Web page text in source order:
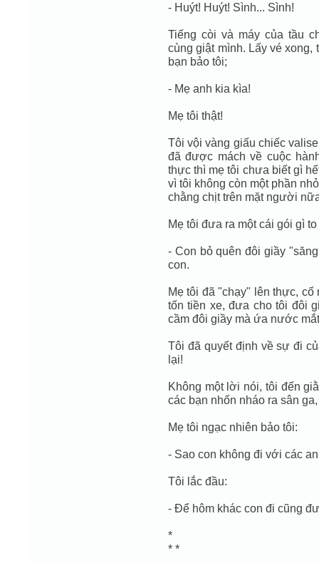
- Huýt! Huýt! Sình... Sình!
Tiếng còi và máy của tầu
cùng giật mình. Lấy vé
bạn bảo tôi;
- Mẹ anh kia kìa!
Mẹ tôi thật!
Tôi vội vàng giấu chiếc
đã được mách về cuộc
thực thì mẹ tôi chưa biết gì
vì tôi không còn một phần
chằng chịt trên mặt người
Mẹ tôi đưa ra một cái gói gì
- Con bỏ quên đôi giầy
con.
Mẹ tôi đã "chạy" lên thực,
tốn tiền xe, đưa cho tôi đôi
cầm đôi giầy mà ứa nước
Tôi đã quyết định về sự đi
lại!
Không một lời nói, tôi đến
các bạn nhốn nháo ra sân
Mẹ tôi ngạc nhiên bảo tôi:
- Sao con không đi với các
Tôi lắc đầu:
- Để hôm khác con đi cũng
*
* *